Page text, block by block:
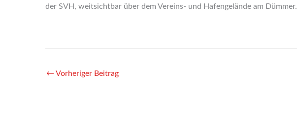
der SVH, weitsichtbar über dem Vereins- und Hafengelände am Dümmer.
← Vorheriger Beitrag